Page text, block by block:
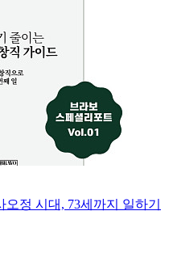
오정 시대, 73세까지 일하기